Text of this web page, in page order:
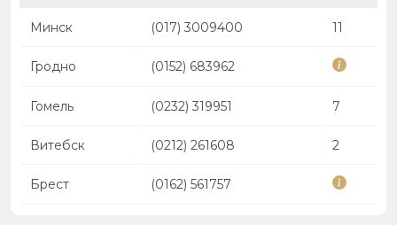
Минск (017) 3009400 11
Гродно (0152) 683962
Гомель (0232) 319951 7
Витебск (0212) 261608 2
Брест (0162) 561757